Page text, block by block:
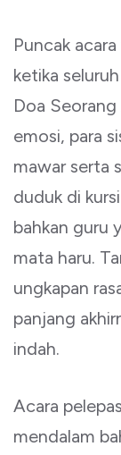
Puncak
ketika
Doa Seorang
emosi, para
mawar serta
duduk di
bahkan guru
mata haru.
ungkapan
panjang
indah.
Acara
mendalam